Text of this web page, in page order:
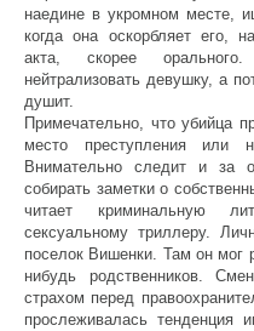
наедине в укромном месте,
когда она оскорбляет его,
акта, скорее
нейтрализовать девушку, а
душит.
Примечательно, что убийца
место преступления или
Внимательно следит и за
собирать заметки о
читает криминальную
сексуальному триллеру.
поселок Вишенки. Там он мог
нибудь родственников.
страхом перед
прослеживалась тенденция